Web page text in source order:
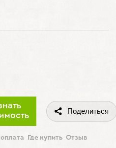
Поделиться
Где купить Отзыв